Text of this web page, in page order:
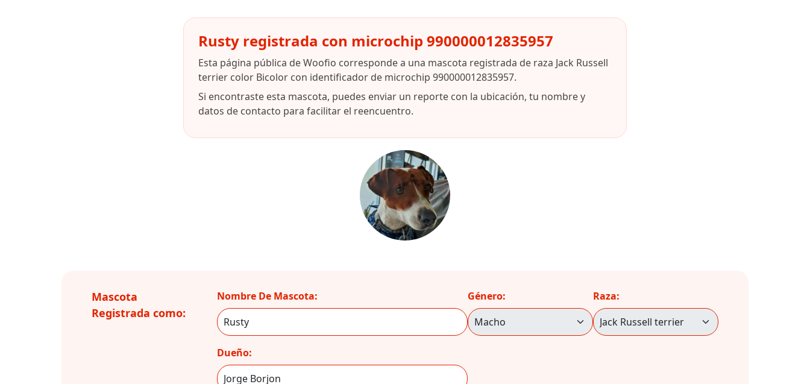
Rusty registrada con microchip 990000012835957
Esta página pública de Woofio corresponde a una mascota registrada de raza Jack Russell
terrier color Bicolor con identificador de microchip 990000012835957.
Si encontraste esta mascota, puedes enviar un reporte con la ubicación, tu nombre y
datos de contacto para facilitar el reencuentro.
Mascota
Registrada como:
Nombre De Mascota:
Dueño:
Género: Raza: